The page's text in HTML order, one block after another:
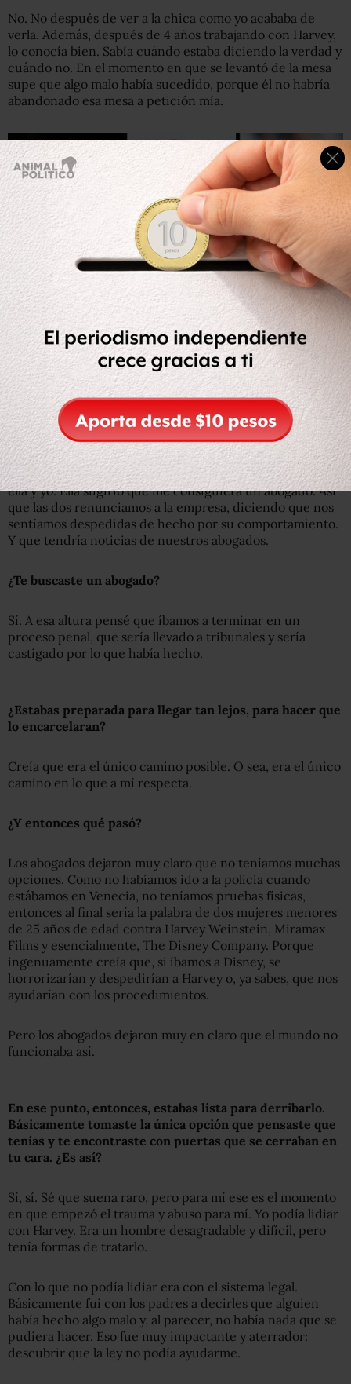
No. No después de ver a la chica como yo acababa de
verla. Además, después de 4 años trabajando con Harvey,
lo conocía bien. Sabía cuándo estaba diciendo la verdad y
cuándo no. En el momento en que se levantó de la mesa
supe que algo malo había sucedido, porque él no habría
abandonado esa mesa a petición mía.
Getty Images
Angelina Jolie, Gwyneth Paltrow y Salma Hayek son tres
de las actrices de alto perfil que acusaron a Weinstein.
¿Luego qué hiciste?
Regresamos a Reino Unido y hablé con mi jefa en las
oficinas de Miramax. En ese momento, solo estábamos
ella y yo. Ella sugirió que me consiguiera un abogado. Así
que las dos renunciamos a la empresa, diciendo que nos
sentíamos despedidas de hecho por su comportamiento.
Y que tendría noticias de nuestros abogados.
¿Te buscaste un abogado?
Sí. A esa altura pensé que íbamos a terminar en un
proceso penal, que sería llevado a tribunales y sería
castigado por lo que había hecho.
¿Estabas preparada para llegar tan lejos, para hacer que
lo encarcelaran?
Creía que era el único camino posible. O sea, era el único
camino en lo que a mí respecta.
¿Y entonces qué pasó?
Los abogados dejaron muy claro que no teníamos muchas
opciones. Como no habíamos ido a la policía cuando
estábamos en Venecia, no teníamos pruebas físicas,
entonces al final sería la palabra de dos mujeres menores
de 25 años de edad contra Harvey Weinstein, Miramax
Films y esencialmente, The Disney Company. Porque
ingenuamente creía que, si íbamos a Disney, se
horrorizarían y despedirían a Harvey o, ya sabes, que nos
ayudarían con los procedimientos.
Pero los abogados dejaron muy en claro que el mundo no
funcionaba así.
En ese punto, entonces, estabas lista para derribarlo.
Básicamente tomaste la única opción que pensaste que
tenías y te encontraste con puertas que se cerraban en
tu cara. ¿Es así?
Sí, sí. Sé que suena raro, pero para mí ese es el momento
en que empezó el trauma y abuso para mí. Yo podía lidiar
con Harvey. Era un hombre desagradable y difícil, pero
tenía formas de tratarlo.
Con lo que no podía lidiar era con el sistema legal.
Básicamente fui con los padres a decirles que alguien
había hecho algo malo y, al parecer, no había nada que se
pudiera hacer. Eso fue muy impactante y aterrador:
descubrir que la ley no podía ayudarme.